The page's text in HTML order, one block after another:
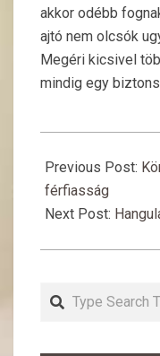
akkor odébb
ajtó nem olcsók
Megéri kicsivel
mindig egy
11-
27
Previous Post:
férfiasság
Next Post:
Search